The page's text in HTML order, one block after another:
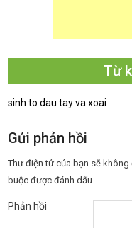
Từ
sinh to dau tay va xoai
Gửi phản hồi
Thư điện tử của bạn sẽ
buộc được đánh dấu
Phản hồi